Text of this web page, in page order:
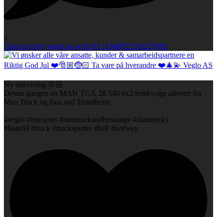
0
Open post by veglo.no with ID 18340853236227809
Ny utlevering 🫶🏼
Denne gangen en MAN TGX 28.540 6x2 trekkvogn utlevert fra
Man Truck og Bus avd Trondheim
#veglo #transport #mantruckandbusnorge #mantrucks
#lastebil #truck #truckspotter #hell #norway